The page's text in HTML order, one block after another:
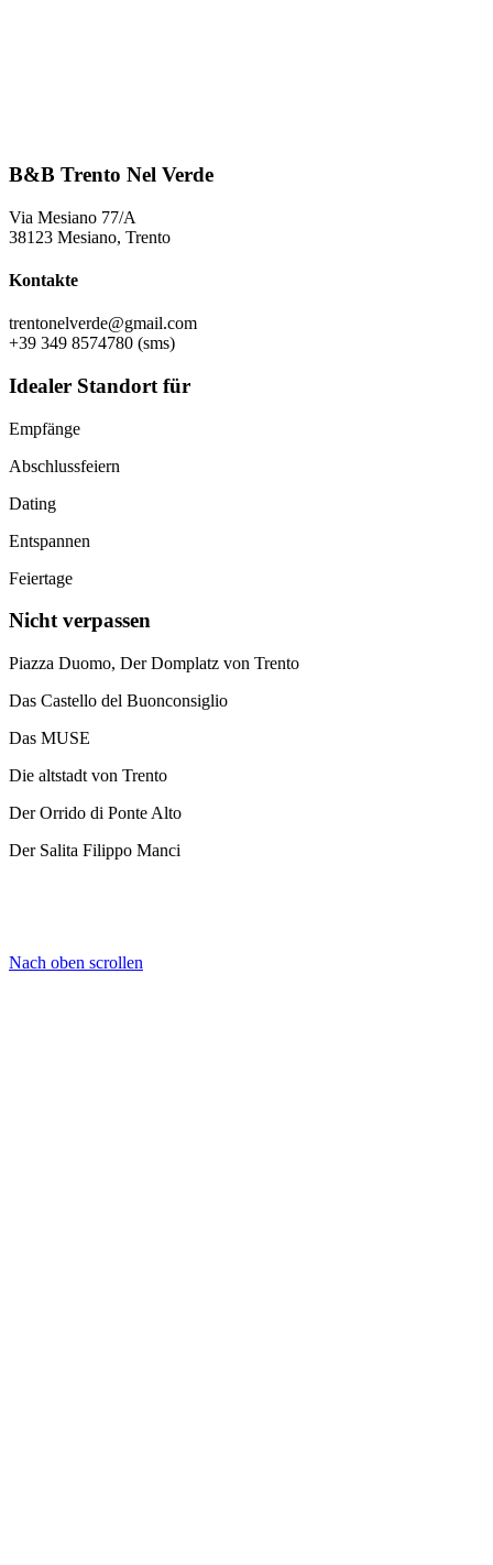
B&B Trento Nel Verde
Via Mesiano 77/A
38123 Mesiano, Trento
Kontakte
trentonelverde@gmail.com
+39 349 8574780 (sms)
Idealer Standort für
Empfänge
Abschlussfeiern
Dating
Entspannen
Feiertage
Nicht verpassen
Piazza Duomo, Der Domplatz von Trento
Das Castello del Buonconsiglio
Das MUSE
Die altstadt von Trento
Der Orrido di Ponte Alto
Der Salita Filippo Manci
Nach oben scrollen